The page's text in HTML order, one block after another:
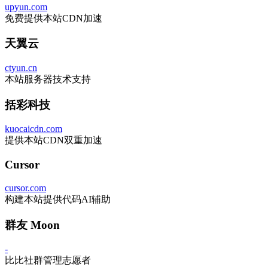
upyun.com
免费提供本站CDN加速
天翼云
ctyun.cn
本站服务器技术支持
括彩科技
kuocaicdn.com
提供本站CDN双重加速
Cursor
cursor.com
构建本站提供代码AI辅助
群友 Moon
-
比比社群管理志愿者